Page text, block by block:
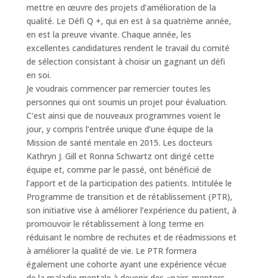
mettre en œuvre des projets d’amélioration de la
qualité. Le Défi Q +, qui en est à sa quatrième année,
en est la preuve vivante. Chaque année, les
excellentes candidatures rendent le travail du comité
de sélection consistant à choisir un gagnant un défi
en soi.
Je voudrais commencer par remercier toutes les
personnes qui ont soumis un projet pour évaluation.
C’est ainsi que de nouveaux programmes voient le
jour, y compris l’entrée unique d’une équipe de la
Mission de santé mentale en 2015. Les docteurs
Kathryn J. Gill et Ronna Schwartz ont dirigé cette
équipe et, comme par le passé, ont bénéficié de
l’apport et de la participation des patients. Intitulée le
Programme de transition et de rétablissement (PTR),
son initiative vise à améliorer l’expérience du patient, à
promouvoir le rétablissement à long terme en
réduisant le nombre de rechutes et de réadmissions et
à améliorer la qualité de vie. Le PTR formera
également une cohorte ayant une expérience vécue